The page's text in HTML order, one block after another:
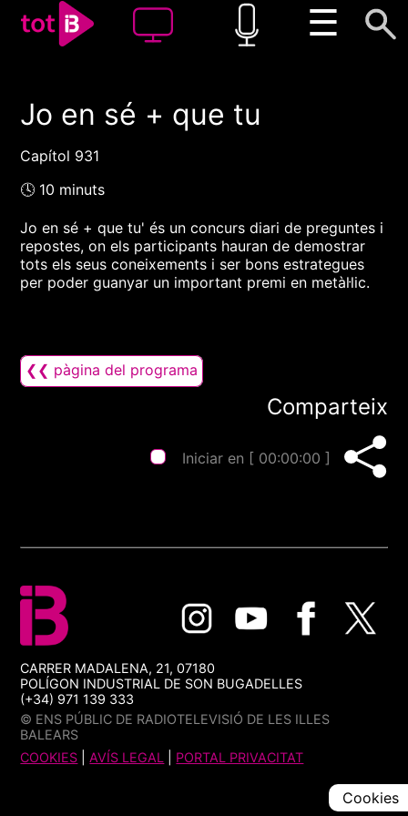
☰
00:00 00:00
Jo en sé + que tu
Capítol 931
🕓 10 minuts
Jo en sé + que tu' és un concurs diari de preguntes i
repostes, on els participants hauran de demostrar
tots els seus coneixements i ser bons estrategues
per poder guanyar un important premi en metàl·lic.
❮❮ pàgina del programa
Comparteix
Iniciar en [ 00:00:00 ]
CARRER MADALENA, 21, 07180
POLÍGON INDUSTRIAL DE SON BUGADELLES
(+34) 971 139 333
© ENS PÚBLIC DE RADIOTELEVISIÓ DE LES ILLES
BALEARS
COOKIES |AVÍS LEGAL PORTAL PRIVACITAT
Cookies